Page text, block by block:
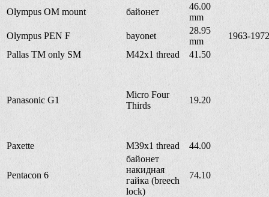
Olympus OM mount
байонет
46.00
mm
Olympus PEN F
bayonet
28.95
mm
1963-1972
Pallas TM only SM
M42x1 thread 41.50
Panasonic G1
Micro Four
Thirds
19.20
Paxette M39x1 thread 44.00
Pentacon 6
байонет
накидная
гайка (breech
lock)
74.10